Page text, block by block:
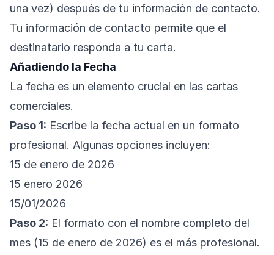
una vez) después de tu información de contacto.
Tu información de contacto permite que el
destinatario responda a tu carta.
Añadiendo la Fecha
La fecha es un elemento crucial en las cartas
comerciales.
Paso 1: Escribe la fecha actual en un formato
profesional. Algunas opciones incluyen:
15 de enero de 2026
15 enero 2026
15/01/2026
Paso 2: El formato con el nombre completo del
mes (15 de enero de 2026) es el más profesional.